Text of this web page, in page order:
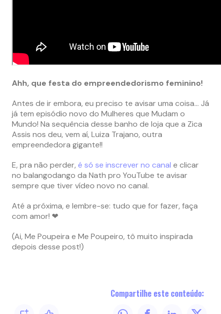
Ahh, que festa do empreendedorismo feminino!
Antes de ir embora, eu preciso te avisar uma coisa… Já
já tem episódio novo do Mulheres que Mudam o
Mundo! Na sequência desse banho de loja que a Zica
Assis nos deu, vem aí, Luiza Trajano, outra
empreendedora gigante!!
E, pra não perder, é só se inscrever no canal e clicar
no balangodango da Nath pro YouTube te avisar
sempre que tiver vídeo novo no canal.
Até a próxima, e lembre-se: tudo que for fazer, faça
com amor! ❤
(Ai, Me Poupeira e Me Poupeiro, tô muito inspirada
depois desse post!)
Compartilhe este conteúdo: